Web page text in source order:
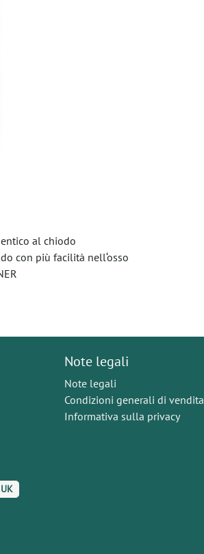
al chiodo
con più facilità nell‘osso
UK
Note legali
Note legali
Condizioni generali di vendita
Informativa sulla privacy